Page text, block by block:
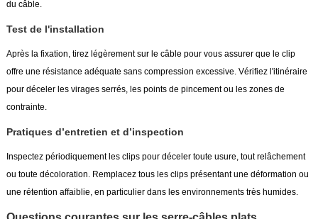
du câble.
Test de l'installation
Après la fixation, tirez légèrement sur le câble pour vous assurer que le clip
offre une résistance adéquate sans compression excessive. Vérifiez l'itinéraire
pour déceler les virages serrés, les points de pincement ou les zones de
contrainte.
Pratiques d’entretien et d’inspection
Inspectez périodiquement les clips pour déceler toute usure, tout relâchement
ou toute décoloration. Remplacez tous les clips présentant une déformation ou
une rétention affaiblie, en particulier dans les environnements très humides.